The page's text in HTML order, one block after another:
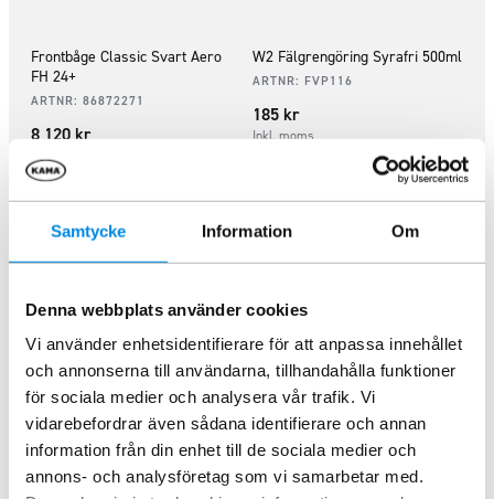
Samtycke Information Om
Denna webbplats använder cookies
Vi använder enhetsidentifierare för att anpassa innehållet
och annonserna till användarna, tillhandahålla funktioner
för sociala medier och analysera vår trafik. Vi
vidarebefordrar även sådana identifierare och annan
information från din enhet till de sociala medier och
annons- och analysföretag som vi samarbetar med.
Frontbåge Classic Svart Aero
FH 24+
ARTNR: 86872271
8 120kr
Inkl. moms
Lägg i varukorg
W2 Fälgrengöring Syrafri 500ml
ARTNR: FVP116
185kr
Inkl. moms
Lägg i varukorg